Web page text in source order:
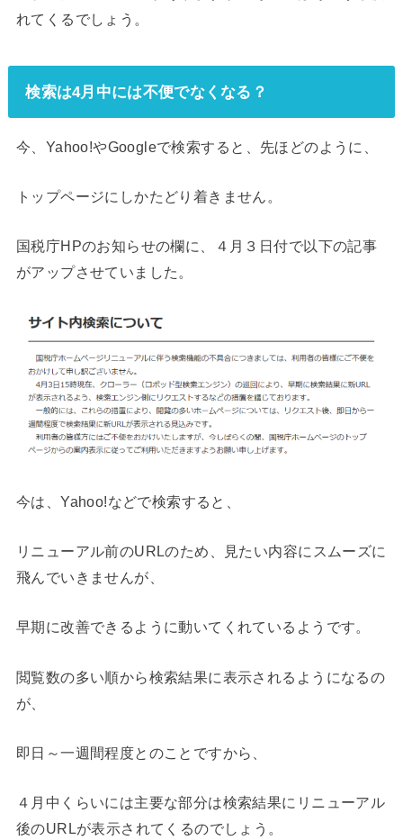
れてくるでしょう。
検索は4月中には不便でなくなる？
今、Yahoo!やGoogleで検索すると、先ほどのように、
トップページにしかたどり着きません。
国税庁HPのお知らせの欄に、４月３日付で以下の記事
がアップさせていました。
今は、Yahoo!などで検索すると、
リニューアル前のURLのため、見たい内容にスムーズに
飛んでいきませんが、
早期に改善できるように動いてくれているようです。
閲覧数の多い順から検索結果に表示されるようになるの
が、
即日～一週間程度とのことですから、
４月中くらいには主要な部分は検索結果にリニューアル
後のURLが表示されてくるのでしょう。